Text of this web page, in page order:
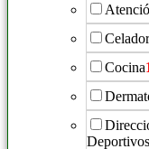
Celador
Cocina
Deportivos